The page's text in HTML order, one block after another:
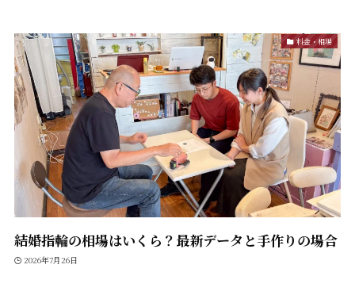
料金・相場
結婚指輪の相場はいくら？最新データと手作りの場合
2026年7月26日